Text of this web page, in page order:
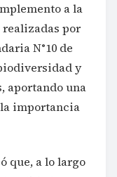
a la
realizadas por
N°10 de
y
aportando una
importancia
que, a lo largo